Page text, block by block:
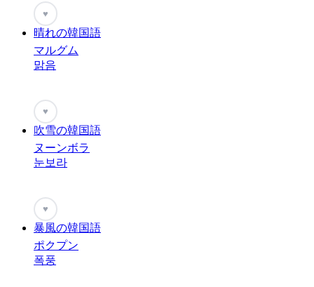
♥
晴れの韓国語
マルグム
맑음
♥
吹雪の韓国語
ヌーンボラ
눈보라
♥
暴風の韓国語
ポクプン
폭풍